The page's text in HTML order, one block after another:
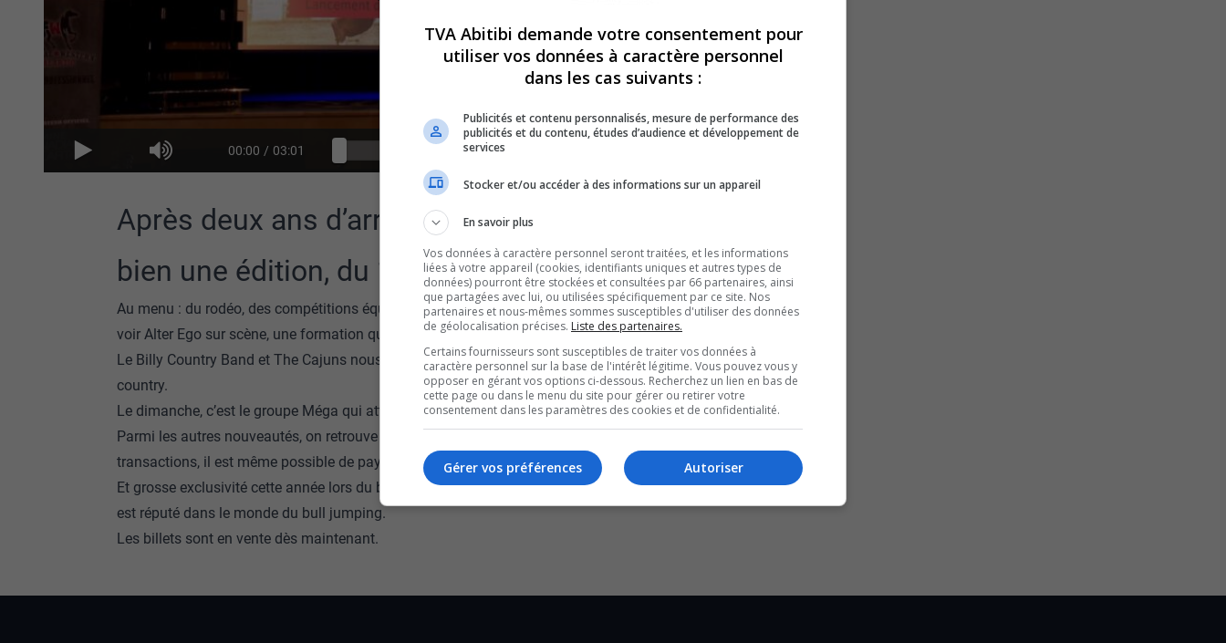
00:00 / 03:01
Après deux ans d’arrêt forcé, il y aura bel et
bien une édition, du 11 au 14 août.
Au menu : du rodéo, des compétitions équestres et des spectacles, où on aura la chance de
voir Alter Ego sur scène, une formation qui fait des tournées à l’international.
Le Billy Country Band et The Cajuns nous offriront les grands succès du country et du new
country.
Le dimanche, c’est le groupe Méga qui attend les festivaliers.
Parmi les autres nouveautés, on retrouve des bracelets électroniques afin de faciliter les
transactions, il est même possible de payer avec ce bracelet.
Et grosse exclusivité cette année lors du bull jumping, c’est la venue de Manu Lataste, lui qui
est réputé dans le monde du bull jumping.
Les billets sont en vente dès maintenant.
TVA Abitibi demande votre consentement pour
utiliser vos données à caractère personnel
dans les cas suivants :
Publicités et contenu personnalisés, mesure de performance des
publicités et du contenu, études d’audience et développement de
services
Stocker et/ou accéder à des informations sur un appareil
En savoir plus
Vos données à caractère personnel seront traitées, et les informations
liées à votre appareil (cookies, identifiants uniques et autres types de
données) pourront être stockées et consultées par 66 partenaires, ainsi
que partagées avec lui, ou utilisées spécifiquement par ce site. Nos
partenaires et nous-mêmes sommes susceptibles d'utiliser des données
de géolocalisation précises. Liste des partenaires.
Certains fournisseurs sont susceptibles de traiter vos données à
caractère personnel sur la base de l'intérêt légitime. Vous pouvez vous y
opposer en gérant vos options ci-dessous. Recherchez un lien en bas de
cette page ou dans le menu du site pour gérer ou retirer votre
consentement dans les paramètres des cookies et de confidentialité.
Autoriser
Gérer vos préférences